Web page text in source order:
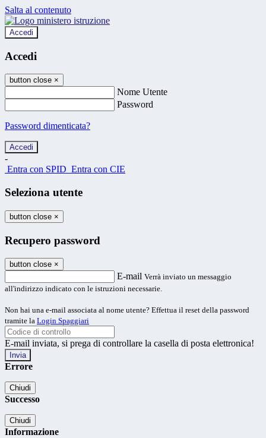
Salta al contenuto
Accedi
Accedi
button close ×
Nome Utente
Password
Password dimenticata?
-
Entra con SPID Entra con CIE
Seleziona utente
button close ×
Recupero password
button close ×
E-mail Verrà inviato un messaggio
all'indirizzo indicato con le istruzioni necessarie.
Non hai una e-mail associata al nome utente? Effettua il reset della password
tramite la Login Spaggiari
E-mail inviata, si prega di controllare la casella di posta elettronica!
Errore
Chiudi
Successo
Chiudi
Informazione